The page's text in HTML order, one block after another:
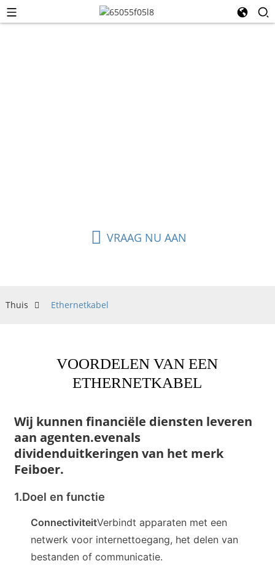
VRAAG NU AAN
Thuis Ethernetkabel
VOORDELEN VAN EEN
ETHERNETKABEL
Wij kunnen financiële diensten leveren
aan agenten.evenals
dividenduitkeringen van het merk
Feiboer.
1.Doel en functie
ConnectiviteitVerbindt apparaten met een
netwerk voor internettoegang, het delen van
bestanden of communicatie.